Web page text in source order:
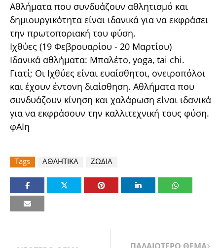
Αθλήματα που συνδυάζουν αθλητισμό και
δημιουργικότητα είναι ιδανικά για να εκφράσει
την πρωτοποριακή του φύση.
Ιχθύες (19 Φεβρουαρίου - 20 Μαρτίου)
Ιδανικά αθλήματα: Μπαλέτο, yoga, tai chi.
Γιατί; Οι Ιχθύες είναι ευαίσθητοι, ονειροπόλοι
και έχουν έντονη διαίσθηση. Αθλήματα που
συνδυάζουν κίνηση και χαλάρωση είναι ιδανικά
για να εκφράσουν την καλλιτεχνική τους φύση.
φΑΙη
Tags ΑΘΛΗΤΙΚΑ ΖΩΔΙΑ
ΠΑΛΑΙΟΤΕΡΟ ΘΕΜΑ